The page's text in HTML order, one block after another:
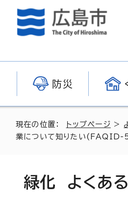
防災
現在の位置： トップページ >
業について知りたい
緑化 よくあ